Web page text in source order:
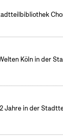
Köln in der
Jahre in der